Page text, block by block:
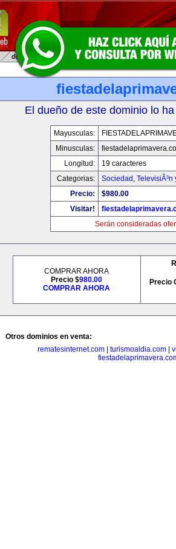
El dueño de este dominio lo
Mayusculas:
Minusculas:
Longitud:
19 caracteres
Categorias:
Sociedad , TelevisiÃ³n
Precio:
$980.00
Visitar!
Serán consideradas
COMPRAR AHORA
Precio $980.00
COMPRAR AHORA
Precio
Otros dominios en venta:
rematesinternet.com| turismoaldia.com|